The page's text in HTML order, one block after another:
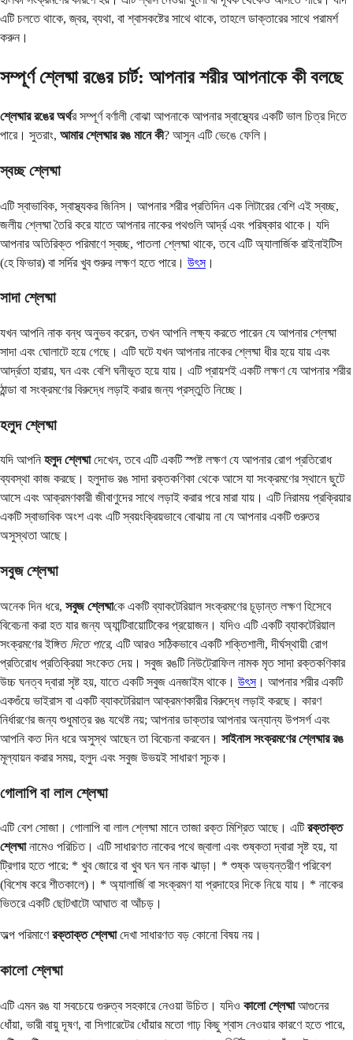
এটি চলতে থাকে, জ্বর, ব্যথা, বা শ্বাসকষ্টের সাথে থাকে, তাহলে ডাক্তারের সাথে পরামর্শ
করুন।
সম্পূর্ণ শ্লেষ্মা রঙের চার্ট: আপনার শরীর আপনাকে কী বলছে
শ্লেষ্মার রঙের অর্থর সম্পূর্ণ বর্ণালী বোঝা আপনাকে আপনার স্বাস্থ্যের একটি ভাল চিত্র দিতে
পারে। সুতরাং, আমার শ্লেষ্মার রঙ মানে কী? আসুন এটি ভেঙে ফেলি।
স্বচ্ছ শ্লেষ্মা
এটি স্বাভাবিক, স্বাস্থ্যকর জিনিস। আপনার শরীর প্রতিদিন এক লিটারের বেশি এই স্বচ্ছ,
জলীয় শ্লেষ্মা তৈরি করে যাতে আপনার নাকের পথগুলি আর্দ্র এবং পরিষ্কার থাকে। যদি
আপনার অতিরিক্ত পরিমাণে স্বচ্ছ, পাতলা শ্লেষ্মা থাকে, তবে এটি অ্যালার্জিক রাইনাইটিস
(হে ফিভার) বা সর্দির খুব শুরুর লক্ষণ হতে পারে। উৎস।
সাদা শ্লেষ্মা
যখন আপনি নাক বন্ধ অনুভব করেন, তখন আপনি লক্ষ্য করতে পারেন যে আপনার শ্লেষ্মা
সাদা এবং ঘোলাটে হয়ে গেছে। এটি ঘটে যখন আপনার নাকের শ্লেষ্মা ধীর হয়ে যায় এবং
আর্দ্রতা হারায়, ঘন এবং বেশি ঘনীভূত হয়ে যায়। এটি প্রায়শই একটি লক্ষণ যে আপনার শরীর
ঠান্ডা বা সংক্রমণের বিরুদ্ধে লড়াই করার জন্য প্রস্তুতি নিচ্ছে।
হলুদ শ্লেষ্মা
যদি আপনি হলুদ শ্লেষ্মাদেখেন, তবে এটি একটি স্পষ্ট লক্ষণ যে আপনার রোগ প্রতিরোধ
ব্যবস্থা কাজ করছে। হলুদাভ রঙ সাদা রক্তকণিকা থেকে আসে যা সংক্রমণের স্থানে ছুটে
আসে এবং আক্রমণকারী জীবাণুদের সাথে লড়াই করার পরে মারা যায়। এটি নিরাময় প্রক্রিয়ার
একটি স্বাভাবিক অংশ এবং এটি স্বয়ংক্রিয়ভাবে বোঝায় না যে আপনার একটি গুরুতর
অসুস্থতা আছে।
সবুজ শ্লেষ্মা
অনেক দিন ধরে, সবুজ শ্লেষ্মাকে একটি ব্যাকটেরিয়াল সংক্রমণের চূড়ান্ত লক্ষণ হিসেবে
বিবেচনা করা হত যার জন্য অ্যান্টিবায়োটিকের প্রয়োজন। যদিও এটি একটি ব্যাকটেরিয়াল
সংক্রমণের ইঙ্গিত দিতে পারে, এটি আরও সঠিকভাবে একটি শক্তিশালী, দীর্ঘস্থায়ী রোগ
প্রতিরোধ প্রতিক্রিয়া সংকেত দেয়। সবুজ রঙটি নিউট্রোফিল নামক মৃত সাদা রক্তকণিকার
উচ্চ ঘনত্ব দ্বারা সৃষ্ট হয়, যাতে একটি সবুজ এনজাইম থাকে। উৎস। আপনার শরীর একটি
একগুঁয়ে ভাইরাস বা একটি ব্যাকটেরিয়াল আক্রমণকারীর বিরুদ্ধে লড়াই করছে। কারণ
নির্ধারণের জন্য শুধুমাত্র রঙ যথেষ্ট নয়; আপনার ডাক্তার আপনার অন্যান্য উপসর্গ এবং
আপনি কত দিন ধরে অসুস্থ আছেন তা বিবেচনা করবেন। সাইনাস সংক্রমণের শ্লেষ্মার রঙ
মূল্যায়ন করার সময়, হলুদ এবং সবুজ উভয়ই সাধারণ সূচক।
গোলাপি বা লাল শ্লেষ্মা
এটি বেশ সোজা। গোলাপি বা লাল শ্লেষ্মা মানে তাজা রক্ত ​​মিশ্রিত আছে। এটিরক্তাক্ত
শ্লেষ্মানামেও পরিচিত। এটি সাধারণত নাকের পথে জ্বালা এবং শুষ্কতা দ্বারা সৃষ্ট হয়, যা
ট্রিগার হতে পারে: * খুব জোরে বা খুব ঘন ঘন নাক ঝাড়া। * শুষ্ক অভ্যন্তরীণ পরিবেশ
(বিশেষ করে শীতকালে)। * অ্যালার্জি বা সংক্রমণ যা প্রদাহের দিকে নিয়ে যায়। * নাকের
ভিতরে একটি ছোটখাটো আঘাত বা আঁচড়।
অল্প পরিমাণেরক্তাক্ত শ্লেষ্মাদেখা সাধারণত বড় কোনো বিষয় নয়।
কালো শ্লেষ্মা
এটি এমন রঙ যা সবচেয়ে গুরুত্ব সহকারে নেওয়া উচিত। যদিও কালো শ্লেষ্মাআগুনের
ধোঁয়া, ভারী বায়ু দূষণ, বা সিগারেটের ধোঁয়ার মতো গাঢ় কিছু শ্বাস নেওয়ার কারণে হতে পারে,